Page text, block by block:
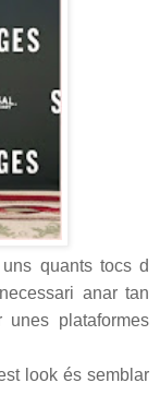
quants tocs d
anar tan
plataformes
look és semblar